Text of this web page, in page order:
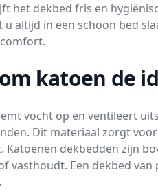
het dekbed fris en
u altijd in een schoon bed
katoen de
vocht op en ventileert
Dit materiaal zorgt
Katoenen dekbedden zijn
vasthoudt. Een dekbed